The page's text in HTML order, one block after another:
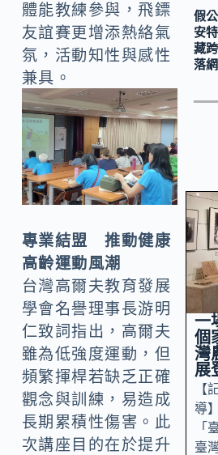
體能教練參與，飛鏢
友誼賽更增添熱絡氣
氛，活動知性與感性
兼具。
專業結盟 推動健康
高齡運動風潮
台灣高爾夫教育發展
學會名譽理事長游明
仁致詞指出，高爾夫
雖為低強度運動，但
頻繁揮桿若缺乏正確
觀念與訓練，易造成
長期累積性傷害。此
次講座目的在於提升
假
安
藏
落網
一
個
灣
展
【
導
「
臺